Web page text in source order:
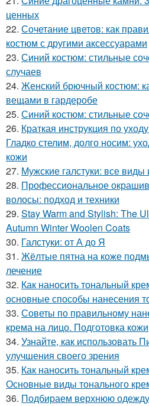
ценных
22. Сочетание цветов: как
костюм с другими аксессуарами
23. Синий костюм: стильные
случаев
24. Женский брючный костюм:
вещами в гардеробе
25. Синий костюм: стильные
26. Краткая инструкция по
Гладко стелим, долго носим:
кожи
27. Мужские галстуки: все виды
28. Профессиональное
волосы: подход и техники
29. Stay Warm and Stylish: The
Autumn Winter Woolen Coats
30. Галстуки: от А до Я
31. Жёлтые пятна на коже
лечение
32. Как наносить тональный
основные способы нанесения
33. Советы по правильному
крема на лицо. Подготовка кожи
34. Узнайте, как использовать
улучшения своего зрения
35. Как наносить тональный
Основные виды тонального
36. Подбираем верхнюю